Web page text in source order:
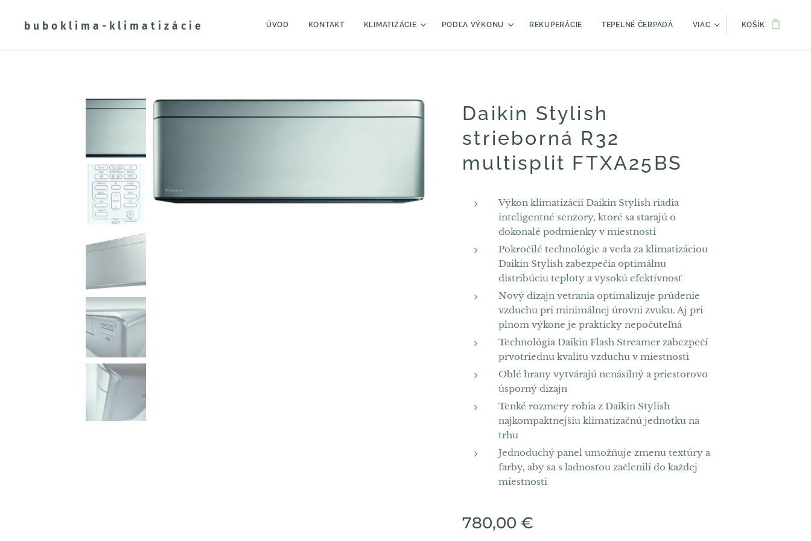
buboklima-klimatizácie ÚVOD KONTAKT KLIMATIZÁCIE PODĽA VÝKONU REKUPERÁCIE TEPELNÉ ČERPADÁ VIAC KOŠÍK
Daikin Stylish
strieborná R32
multisplit FTXA25BS
Výkon klimatizácií Daikin Stylish riadia
inteligentné senzory, ktoré sa starajú o
dokonalé podmienky v miestnosti
Pokročilé technológie a veda za klimatizáciou
Daikin Stylish zabezpečia optimálnu
distribúciu teploty a vysokú efektívnosť
Nový dizajn vetrania optimalizuje prúdenie
vzduchu pri minimálnej úrovni zvuku. Aj pri
plnom výkone je prakticky nepočuteľná
Technológia Daikin Flash Streamer zabezpečí
prvotriednu kvalitu vzduchu v miestnosti
Oblé hrany vytvárajú nenásilný a priestorovo
úsporný dizajn
Tenké rozmery robia z Daikin Stylish
najkompaktnejšiu klimatizačnú jednotku na
trhu
Jednoduchý panel umožňuje zmenu textúry a
farby, aby sa s ladnosťou začlenili do každej
miestnosti
780,00 €